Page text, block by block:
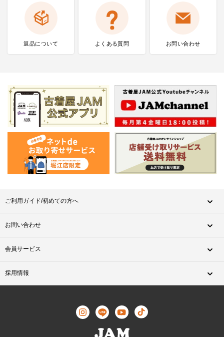
返品について よくある質問 お問い合わせ
ご利用ガイド/初めての方へ
お問い合わせ
会員サービス
採用情報